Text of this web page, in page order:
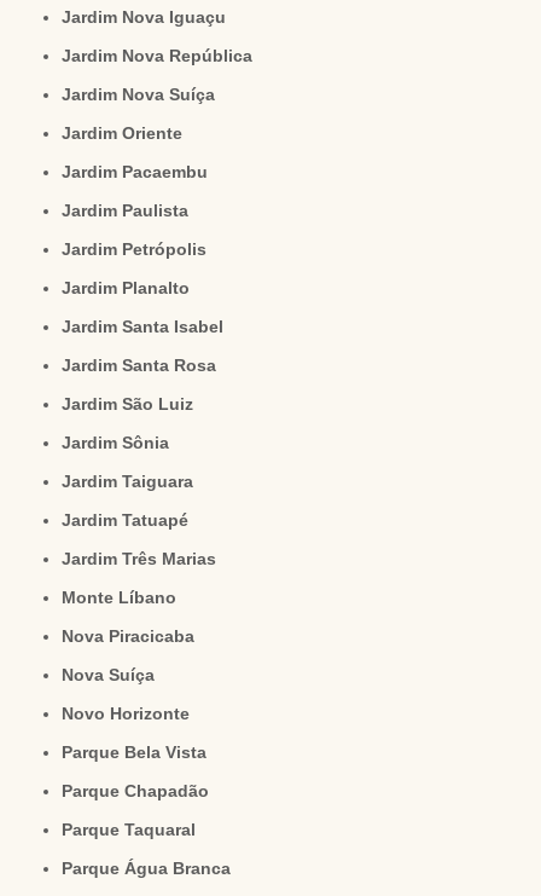
Jardim Nova Iguaçu
Jardim Nova República
Jardim Nova Suíça
Jardim Oriente
Jardim Pacaembu
Jardim Paulista
Jardim Petrópolis
Jardim Planalto
Jardim Santa Isabel
Jardim Santa Rosa
Jardim São Luiz
Jardim Sônia
Jardim Taiguara
Jardim Tatuapé
Jardim Três Marias
Monte Líbano
Nova Piracicaba
Nova Suíça
Novo Horizonte
Parque Bela Vista
Parque Chapadão
Parque Taquaral
Parque Água Branca